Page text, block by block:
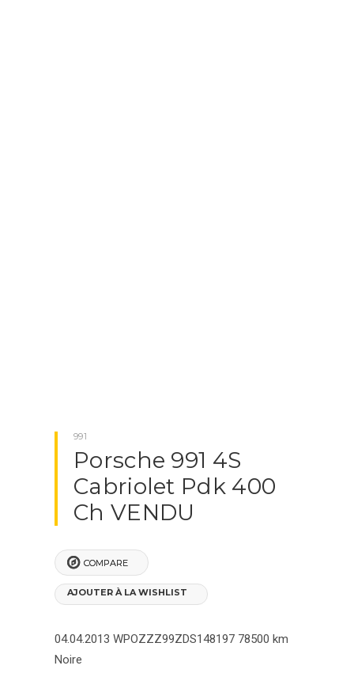
991
Porsche 991 4S
Cabriolet Pdk 400
Ch VENDU
COMPARE
AJOUTER À LA WISHLIST
04.04.2013 WPOZZZ99ZDS148197 78500 km
Noire